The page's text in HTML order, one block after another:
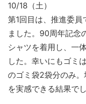
10/18（土）
第1回目は、推進委
ました。90周年記念
シャツを着用し、一
した。幸いにもゴミ
のゴミ袋2袋分のみ
を実感できる結果でし